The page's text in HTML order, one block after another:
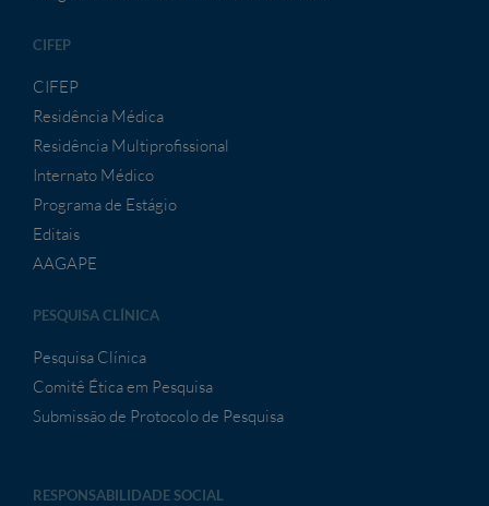
CIFEP
CIFEP
Residência Médica
Residência Multiprofissional
Internato Médico
Programa de Estágio
Editais
AAGAPE
PESQUISA CLÍNICA
Pesquisa Clínica
Comitê Ética em Pesquisa
Submissão de Protocolo de Pesquisa
RESPONSABILIDADE SOCIAL